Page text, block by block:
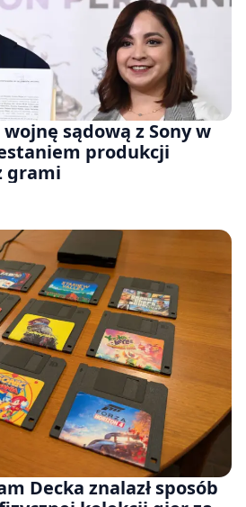
sądową z Sony w
produkcji
grami
Decka znalazł sposób